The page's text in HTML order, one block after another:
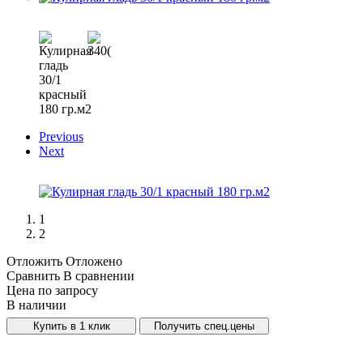
Previous
Next
1
2
Отложить Отложено
Сравнить В сравнении
Цена по запросу
В наличии
Купить в 1 клик Получить спец.цены